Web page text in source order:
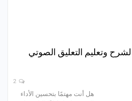
لشرح وتعليم التعليق الصوتي
هل أنت مهتمًا بتحسين الأداء